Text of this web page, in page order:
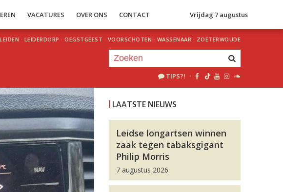
VACATURES OVER ONS CONTACT Vrijdag 7 augustus
LEIDEN · LEIDERDORP · OEGSTGEEST · VOORSCHOTEN · WASSENAAR · ZOETERWOUDE
TIPS?! ·
LAATSTE NIEUWS
Leidse longartsen winnen
zaak tegen tabaksgigant
Philip Morris
7 augustus 2026